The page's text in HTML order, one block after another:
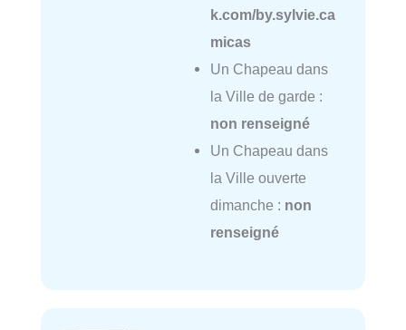
k.com/by.sylvie.ca
micas
Un Chapeau dans
la Ville de garde :
non renseigné
Un Chapeau dans
la Ville ouverte
dimanche : non
renseigné